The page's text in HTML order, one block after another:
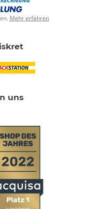
Mehr erfahren
uns